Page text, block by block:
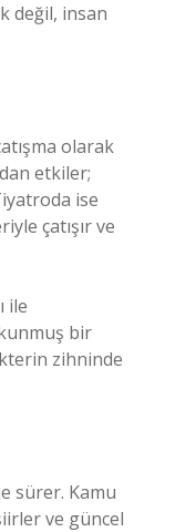
değil, insan
olarak
etkiler;
ise
çatışır ve
ile
bir
zihninde
sürer. Kamu
ve güncel